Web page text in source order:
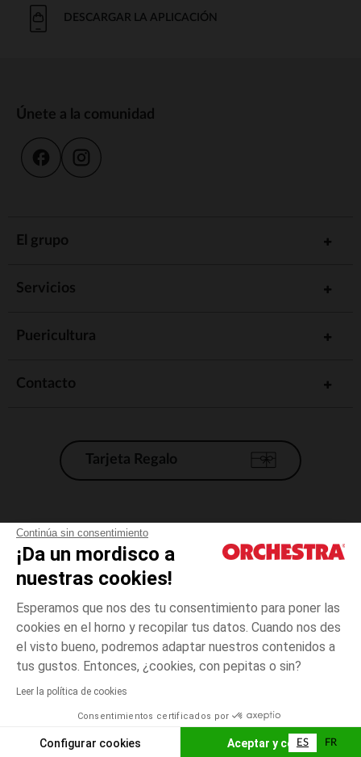
Continúa sin consentimiento
¡Da un mordisco a
nuestras cookies!
Esperamos que nos des tu consentimiento para poner las
cookies en el horno y recopilar tus datos. Cuando nos des
el visto bueno, podremos adaptar nuestros contenidos a
tus gustos. Entonces, ¿cookies, con pepitas o sin?
Leer la política de cookies
Consentimientos certificados por
Configurar cookies Aceptar y cerrar
Multicolor
talla
unica
El pago medidante
AÑADIR A LA CESTA
DESCARGAR LA APLICACIÓN
Únete a la comunidad
El grupo
Servicios
Puericultura
Contacto
Tarjeta Regalo
Condiciones generales de venta
Aviso Legal
*Condiciones de las ofertas actuales
Gestión de las cookies
Accesibilidad: no conforme
Orchestra adhiere al código de ética de la Federación Francesa de comercio
electrónico y venta a distancia (FEVAD) y al sistema de mediación de
ES FR